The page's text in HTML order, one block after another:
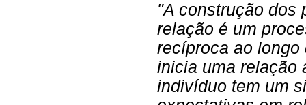
"A construção dos
relação é um
recíproca ao longo
inicia uma relação
indivíduo tem um